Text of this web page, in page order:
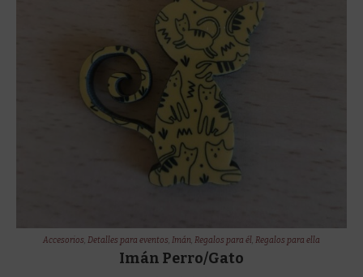
Accesorios, Detalles para eventos, Imán, Regalos para él, Regalos para ella
Imán Perro/Gato